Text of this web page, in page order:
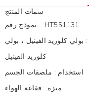
سمات المنتج
نموذج رقم. : HT551131
: بولي كلوريد الفينيل ، بولي
كلوريد الفينيل
استخدام : ملصقات الجسم
ميزة : فقاعة الهواء